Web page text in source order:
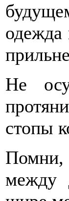
одежда
Не
стопы
между